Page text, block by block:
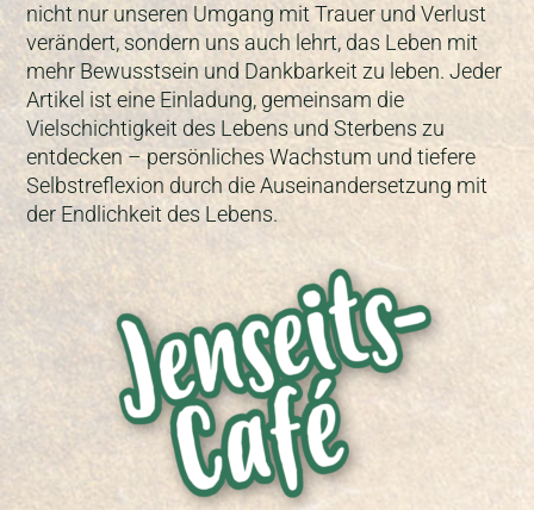
nicht nur unseren Umgang mit Trauer und Verlust
verändert, sondern uns auch lehrt, das Leben mit
mehr Bewusstsein und Dankbarkeit zu leben. Jeder
Artikel ist eine Einladung, gemeinsam die
Vielschichtigkeit des Lebens und Sterbens zu
entdecken – persönliches Wachstum und tiefere
Selbstreflexion durch die Auseinandersetzung mit
der Endlichkeit des Lebens.